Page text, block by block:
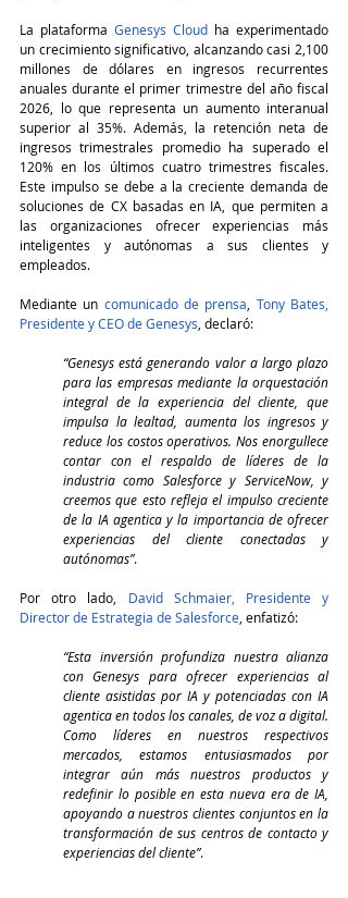
La plataforma Genesys Cloud ha experimentado
un crecimiento significativo, alcanzando casi 2,100
millones de dólares en ingresos recurrentes
anuales durante el primer trimestre del año fiscal
2026, lo que representa un aumento interanual
superior al 35%. Además, la retención neta de
ingresos trimestrales promedio ha superado el
120% en los últimos cuatro trimestres fiscales.
Este impulso se debe a la creciente demanda de
soluciones de CX basadas en IA, que permiten a
las organizaciones ofrecer experiencias más
inteligentes y autónomas a sus clientes y
empleados.
Mediante un comunicado de prensa
Tony Bates,
Presidente y CEO de Genesys , declaró:
“Genesys está generando valor a largo plazo
para las empresas mediante la orquestación
integral de la experiencia del cliente, que
impulsa la lealtad, aumenta los ingresos y
reduce los costos operativos. Nos enorgullece
contar con el respaldo de líderes de la
industria como Salesforce y ServiceNow, y
creemos que esto refleja el impulso creciente
de la IA agentica y la importancia de ofrecer
experiencias del cliente conectadas y
autónomas”.
Por otro lado, David Schmaier, Presidente y
Director de Estrategia de Salesforce , enfatizó:
“Esta inversión profundiza nuestra alianza
con Genesys para ofrecer experiencias al
cliente asistidas por IA y potenciadas con IA
agentica en todos los canales, de voz a digital.
Como líderes en nuestros respectivos
mercados, estamos entusiasmados por
integrar aún más nuestros productos y
redefinir lo posible en esta nueva era de IA,
apoyando a nuestros clientes conjuntos en la
transformación de sus centros de contacto y
experiencias del cliente”.